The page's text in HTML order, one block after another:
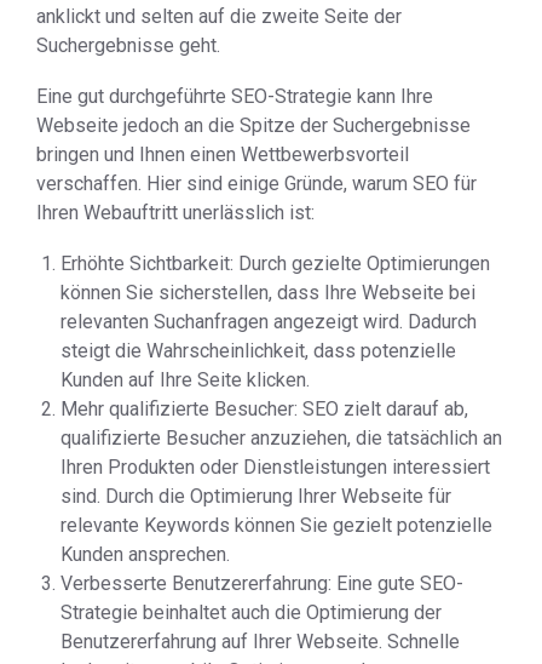
anklickt und selten auf die zweite Seite der
Suchergebnisse geht.
Eine gut durchgeführte SEO-Strategie kann Ihre
Webseite jedoch an die Spitze der Suchergebnisse
bringen und Ihnen einen Wettbewerbsvorteil
verschaffen. Hier sind einige Gründe, warum SEO für
Ihren Webauftritt unerlässlich ist:
Erhöhte Sichtbarkeit: Durch gezielte Optimierungen
können Sie sicherstellen, dass Ihre Webseite bei
relevanten Suchanfragen angezeigt wird. Dadurch
steigt die Wahrscheinlichkeit, dass potenzielle
Kunden auf Ihre Seite klicken.
Mehr qualifizierte Besucher: SEO zielt darauf ab,
qualifizierte Besucher anzuziehen, die tatsächlich an
Ihren Produkten oder Dienstleistungen interessiert
sind. Durch die Optimierung Ihrer Webseite für
relevante Keywords können Sie gezielt potenzielle
Kunden ansprechen.
Verbesserte Benutzererfahrung: Eine gute SEO-
Strategie beinhaltet auch die Optimierung der
Benutzererfahrung auf Ihrer Webseite. Schnelle